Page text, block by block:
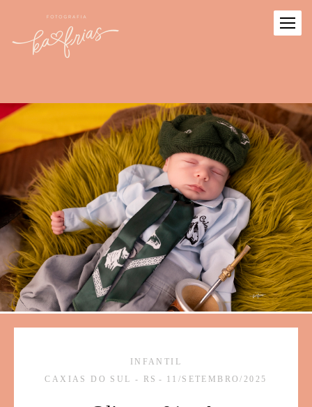
INFANTIL
CAXIAS DO SUL - RS
11/SETEMBRO/2025